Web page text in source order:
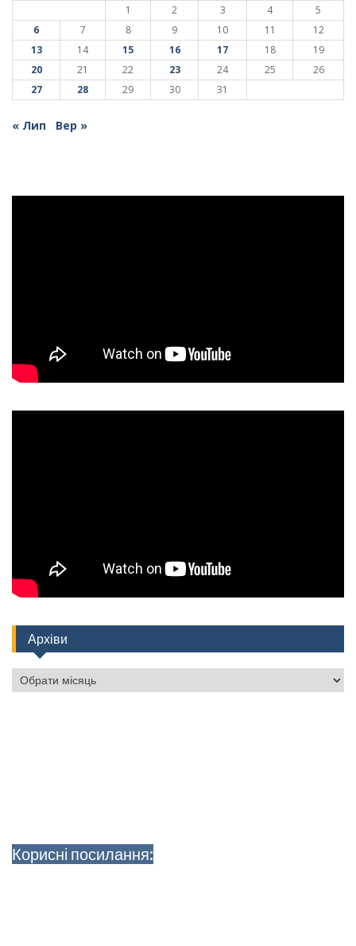
1
2 3 4
5
6
7 8 9 10 11
12
13
14 15 16 17 18
19
20
21 22 23 24 25
26
27
28 29 30 31
« Лип Вер »
Архіви
Архіви
Корисні посилання: